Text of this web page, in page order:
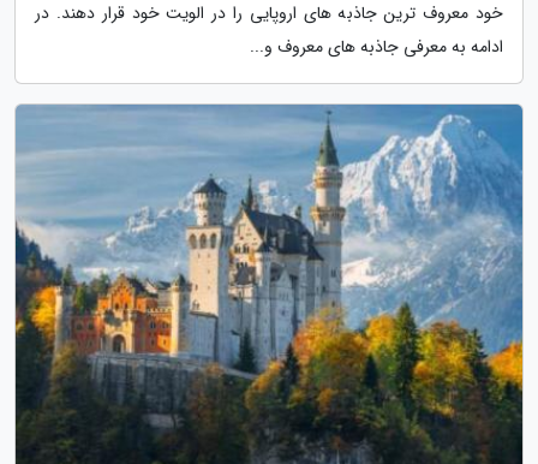
خود معروف ترین جاذبه های اروپایی را در الویت خود قرار دهند. در
ادامه به معرفی جاذبه های معروف و...